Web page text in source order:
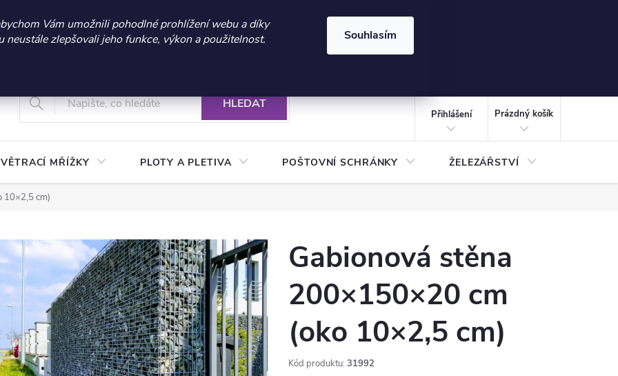
sleva 300 Kč při nákupu nad 3.000 Kč | Platnost do 21.9.2026 ⏰ | Kód: LÉTO2026
Vám umožnili pohodlné prohlížení webu a díky
neustále zlepšovali jeho funkce, výkon a použitelnost.
Souhlasím
+420 604 269 200
Vrácení a reklamace zboží Podmínky ochrany osobních údajů
HLEDAT
Přihlášení
KOŠÍK
Prázdný košík
VĚTRACÍ MŘÍŽKY PLOTY A PLETIVA POŠTOVNÍ SCHRÁNKY ŽELEZÁŘSTVÍ
10×2,5 cm)
Gabionová stěna
200×150×20 cm
(oko 10×2,5 cm)
Kód produktu: 31992